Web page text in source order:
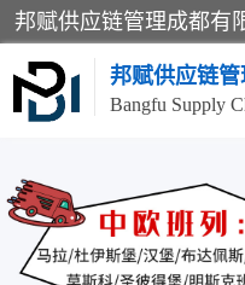
邦赋供应链
进出口门到门
国际汽运